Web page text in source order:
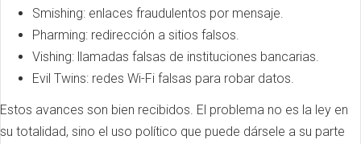
Smishing: enlaces fraudulentos por mensaje.
Pharming: redirección a sitios falsos.
Vishing: llamadas falsas de instituciones bancarias.
Evil Twins: redes Wi-Fi falsas para robar datos.
Estos avances son bien recibidos. El problema no es la ley en
su totalidad, sino el uso político que puede dársele a su parte